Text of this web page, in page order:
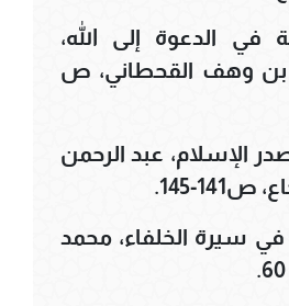
في الدعوة إلى الله،
وهف القحطاني، ص
صدر الإسلام، عبد الرحمن
145.
في سيرة الخلفاء، محمد